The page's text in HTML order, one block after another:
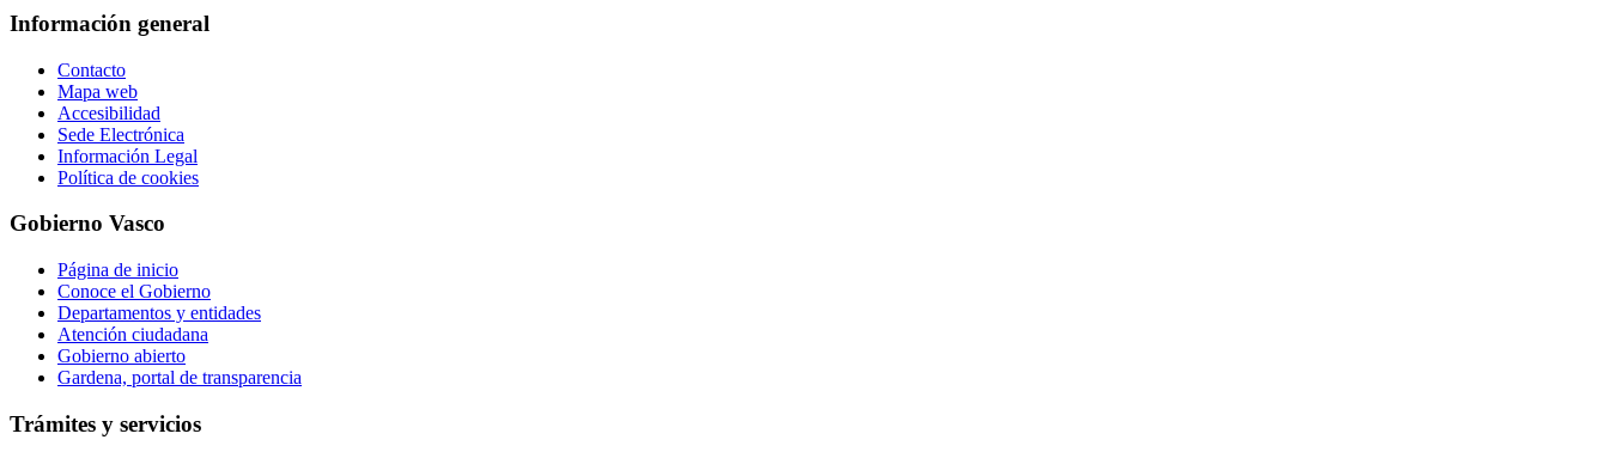
Información general
Contacto
Mapa web
Accesibilidad
Sede Electrónica
Información Legal
Política de cookies
Gobierno Vasco
Página de inicio
Conoce el Gobierno
Departamentos y entidades
Atención ciudadana
Gobierno abierto
Gardena, portal de transparencia
Trámites y servicios